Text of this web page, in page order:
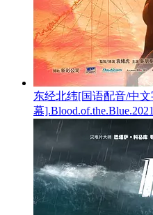
东经北纬[国语配音/中文
幕